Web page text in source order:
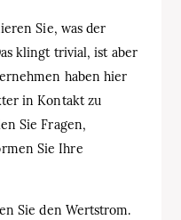
Sie, was der
klingt trivial, ist aber
haben hier
in Kontakt zu
Sie Fragen,
Sie Ihre
Sie den Wertstrom.